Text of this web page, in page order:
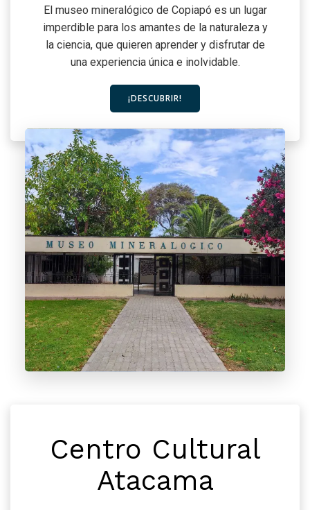
El museo mineralógico de Copiapó es un lugar
imperdible para los amantes de la naturaleza y
la ciencia, que quieren aprender y disfrutar de
una experiencia única e inolvidable.
¡DESCUBRIR!
Centro Cultural
Atacama